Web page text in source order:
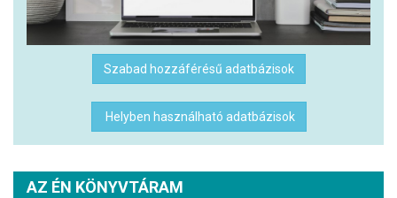
Szabad hozzáférésű adatbázisok
Helyben használható adatbázisok
AZ ÉN KÖNYVTÁRAM